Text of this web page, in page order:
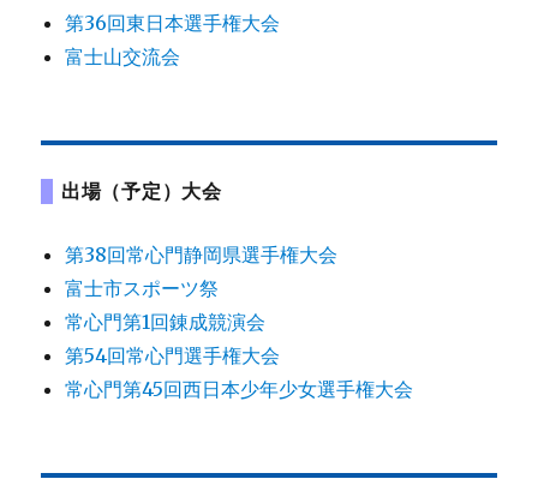
第36回東日本選手権大会
富士山交流会
出場（予定）大会
第38回常心門静岡県選手権大会
富士市スポーツ祭
常心門第1回錬成競演会
第54回常心門選手権大会
常心門第45回西日本少年少女選手権大会